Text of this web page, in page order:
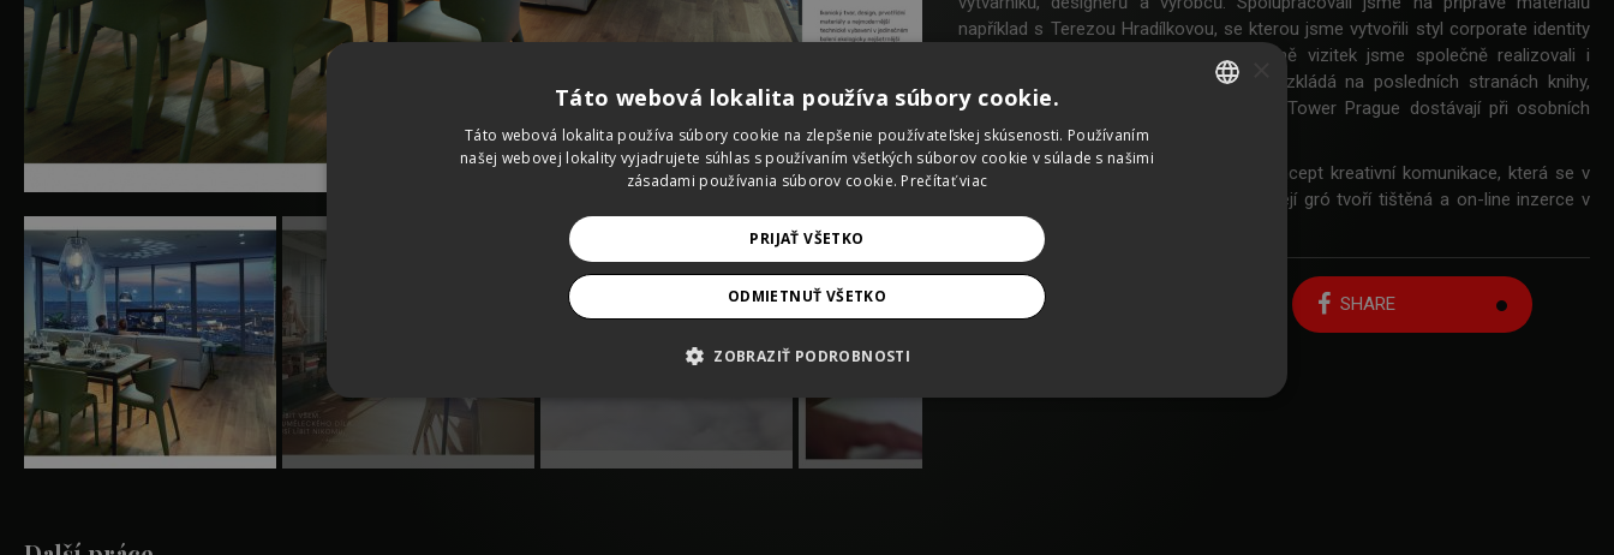
například s Terezou Hradílkovou, se kterou jsme vytvořili styl corporate identity
založený na vyřezávaném papíře. Kromě vizitek jsme společně realizovali i
trojrozměrný model stavby, který se rozkládá na posledních stranách knihy,
kterou klienti a potenciální obyvatelé V Tower Prague dostávají při osobních
setkáních s developerem.
Pro V Tower Prague jsme připravili i koncept kreativní komunikace, která se v
ATL i BTL objevuje od jara roku 2016. Její gró tvoří tištěná a on-line inzerce v
pečlivě vybraných médiích.
SHARE
Táto webová lokalita používa súbory cookie.
Táto webová lokalita používa súbory cookie na zlepšenie používateľskej skúsenosti. Používaním
našej webovej lokality vyjadrujete súhlas s používaním všetkých súborov cookie v súlade s našimi
zásadami používania súborov cookie. Prečítať viac
PRIJAŤ VŠETKO
ODMIETNUŤ VŠETKO
ZOBRAZIŤ PODROBNOSTI